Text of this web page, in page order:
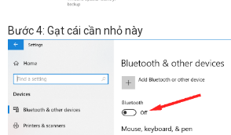
Bước 4: Gạt cái cần nhỏ này